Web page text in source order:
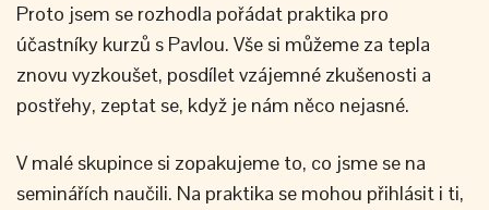
Proto jsem se rozhodla pořádat praktika pro
účastníky kurzů s Pavlou. Vše si můžeme za tepla
znovu vyzkoušet, posdílet vzájemné zkušenosti a
postřehy, zeptat se, když je nám něco nejasné.
V malé skupince si zopakujeme to, co jsme se na
seminářích naučili. Na praktika se mohou přihlásit i ti,